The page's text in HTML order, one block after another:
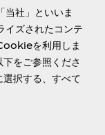
当社」といいま
イズされたコンテ
を利用しま
をご参照くださ
択する、すべて